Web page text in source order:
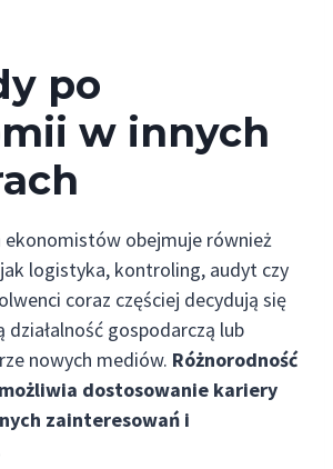
po
w innych
ekonomistów obejmuje również
logistyka, kontroling, audyt czy
coraz częściej decydują się
działalność gospodarczą lub
nowych mediów. Różnorodność
dostosowanie kariery
zainteresowań i